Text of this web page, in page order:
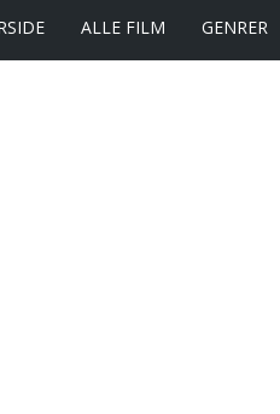
ALLE FILM GENRER